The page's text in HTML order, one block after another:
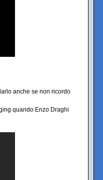
anche se non ricordo
quando Enzo Draghi